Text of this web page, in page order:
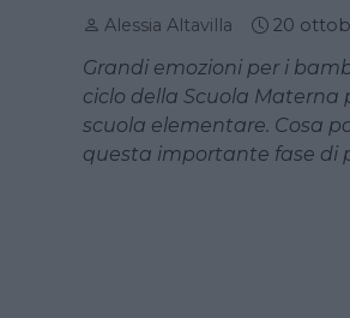
Alessia Altavilla 20
Grandi emozioni per i
ciclo della Scuola Materna
scuola elementare. Cosa
questa importante fase di